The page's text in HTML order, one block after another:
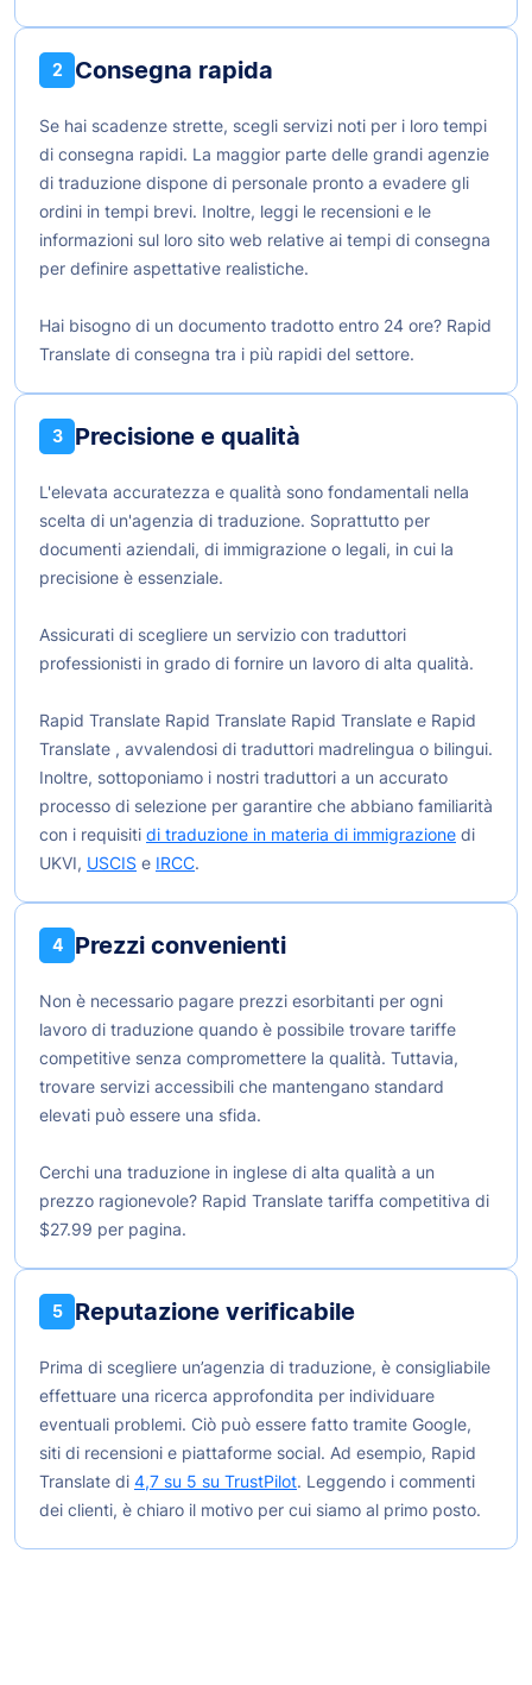
2 Consegna rapida
Se hai scadenze strette, scegli servizi noti per i loro tempi
di consegna rapidi. La maggior parte delle grandi agenzie
di traduzione dispone di personale pronto a evadere gli
ordini in tempi brevi. Inoltre, leggi le recensioni e le
informazioni sul loro sito web relative ai tempi di consegna
per definire aspettative realistiche.
Hai bisogno di un documento tradotto entro 24 ore? Rapid
Translate di consegna tra i più rapidi del settore.
3 Precisione e qualità
L'elevata accuratezza e qualità sono fondamentali nella
scelta di un'agenzia di traduzione. Soprattutto per
documenti aziendali, di immigrazione o legali, in cui la
precisione è essenziale.
Assicurati di scegliere un servizio con traduttori
professionisti in grado di fornire un lavoro di alta qualità.
Rapid Translate Rapid Translate Rapid Translate e Rapid
Translate , avvalendosi di traduttori madrelingua o bilingui.
Inoltre, sottoponiamo i nostri traduttori a un accurato
processo di selezione per garantire che abbiano familiarità
con i requisiti di traduzione in materia di immigrazione di
UKVI, USCIS e IRCC.
4 Prezzi convenienti
Non è necessario pagare prezzi esorbitanti per ogni
lavoro di traduzione quando è possibile trovare tariffe
competitive senza compromettere la qualità. Tuttavia,
trovare servizi accessibili che mantengano standard
elevati può essere una sfida.
Cerchi una traduzione in inglese di alta qualità a un
prezzo ragionevole? Rapid Translate tariffa competitiva di
$27.99 per pagina.
5 Reputazione verificabile
Prima di scegliere un’agenzia di traduzione, è consigliabile
effettuare una ricerca approfondita per individuare
eventuali problemi. Ciò può essere fatto tramite Google,
siti di recensioni e piattaforme social. Ad esempio, Rapid
Translate di 4,7 su 5 su TrustPilot. Leggendo i commenti
dei clienti, è chiaro il motivo per cui siamo al primo posto.